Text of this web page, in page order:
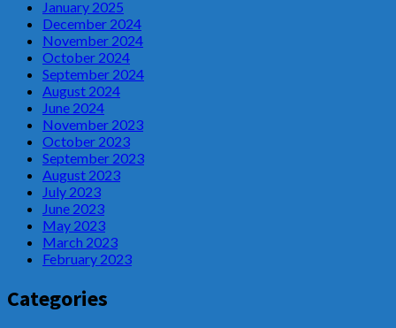
January 2025
December 2024
November 2024
October 2024
September 2024
August 2024
June 2024
November 2023
October 2023
September 2023
August 2023
July 2023
June 2023
May 2023
March 2023
February 2023
Categories